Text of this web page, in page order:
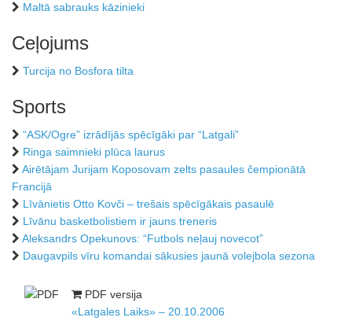
Maltā sabrauks kāzinieki
Ceļojums
Turcija no Bosfora tilta
Sports
“ASK/Ogre” izrādījās spēcīgāki par “Latgali”
Ringa saimnieki plūca laurus
Airētājam Jurijam Koposovam zelts pasaules čempionātā
Francijā
Līvānietis Otto Kovči – trešais spēcīgākais pasaulē
Līvānu basketbolistiem ir jauns treneris
Aleksandrs Opekunovs: “Futbols neļauj novecot”
Daugavpils vīru komandai sākusies jaunā volejbola sezona
PDF versija
«Latgales Laiks» – 20.10.2006